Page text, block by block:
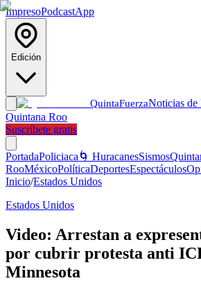
ImpresoPodcastApp
Edición
QuintaFuerzaNoticias de
Quintana Roo
Suscríbete gratis
PortadaPoliciaca 🌀 HuracanesSismos
RooMéxicoPolíticaDeportesEspectáculos
Inicio/Estados Unidos
Estados Unidos
Video: Arrestan a
por cubrir protesta anti
Minnesota